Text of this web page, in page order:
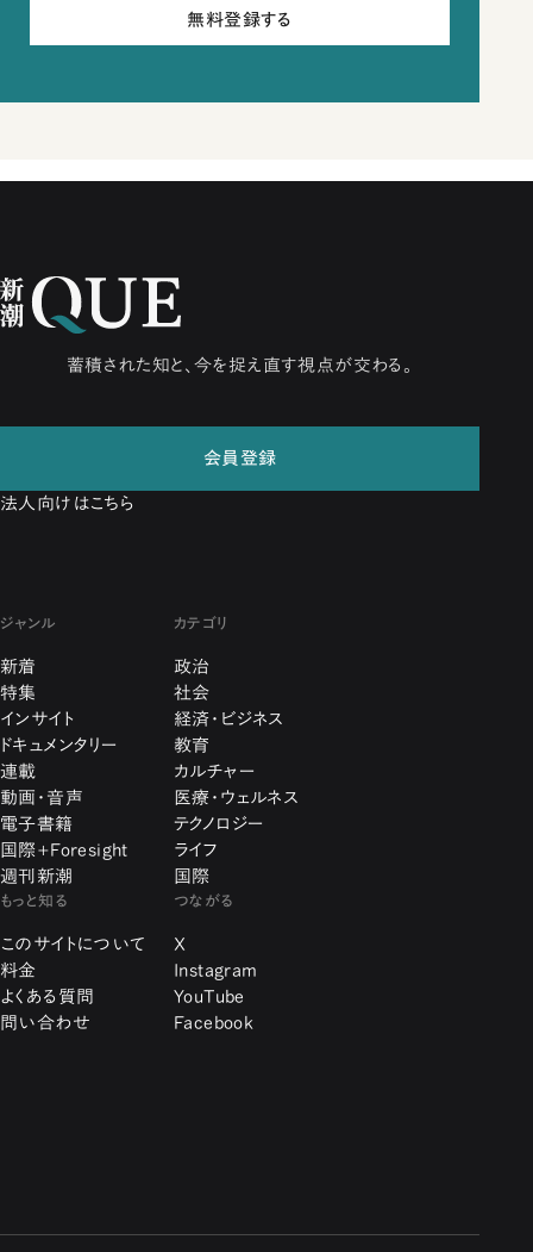
無料登録する
蓄積された知と、今を捉え直す視点が交わる。
会員登録
法人向けはこちら
ジャンル
新着
特集
インサイト
ドキュメンタリー
連載
動画・音声
電子書籍
国際+Foresight
週刊新潮
カテゴリ
政治
社会
経済・ビジネス
教育
カルチャー
医療・ウェルネス
テクノロジー
ライフ
国際
もっと知る
このサイトについて
料金
よくある質問
問い合わせ
つながる
X
Instagram
YouTube
Facebook